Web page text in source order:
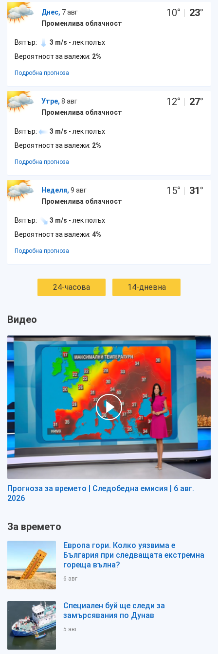
Днес, 7 авг
Променлива облачност
10° | 23°
Вятър: 3 m/s - лек полъх
Вероятност за валежи: 2%
Подробна прогноза
Утре, 8 авг
Променлива облачност
12° | 27°
Вятър: 3 m/s - лек полъх
Вероятност за валежи: 2%
Подробна прогноза
Неделя, 9 авг
Променлива облачност
15° | 31°
Вятър: 3 m/s - лек полъх
Вероятност за валежи: 4%
Подробна прогноза
24-часова 14-дневна
Видео
Прогноза за времето | Следобедна емисия | 6 авг.
2026
За времето
Европа гори. Колко уязвима е
България при следващата екстремна
гореща вълна?
6 авг
Специален буй ще следи за
замърсявания по Дунав
5 авг